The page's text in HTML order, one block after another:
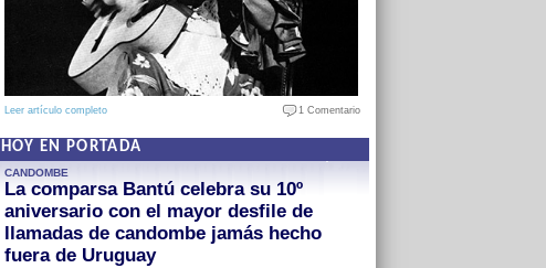
Leer artículo completo 1 Comentario
HOY EN PORTADA
CANDOMBE
La comparsa Bantú celebra su 10º
aniversario con el mayor desfile de
llamadas de candombe jamás hecho
fuera de Uruguay